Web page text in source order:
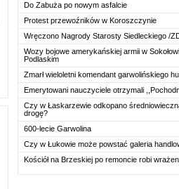
Do Zabuża po nowym asfalcie
Protest przewoźników w Koroszczynie
Wręczono Nagrody Starosty Siedleckiego /
Wozy bojowe amerykańskiej armii w
Podlaskim
Zmarł wieloletni komendant garwolińskiego
Emerytowani nauczyciele otrzymali
Czy w Łaskarzewie odkopano
drogę?
600-lecie Garwolina
Czy w Łukowie może powstać galeria
Kościół na Brzeskiej po remoncie robi